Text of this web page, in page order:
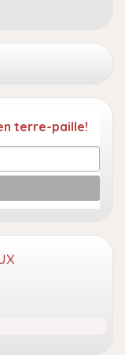
terre-paille!